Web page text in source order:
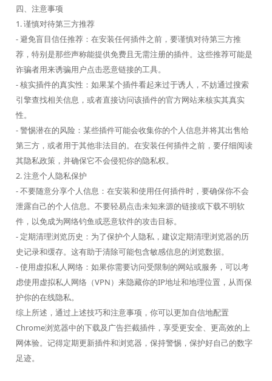
四、注意事项
1. 谨慎对待第三方推荐
- 避免盲目信任推荐：在安装任何插件之前，要谨慎对待第三方推
荐，特别是那些声称能提供免费且无需注册的插件。这些推荐可能是
诈骗者用来诱骗用户点击恶意链接的工具。
- 核实插件的真实性：如果某个插件看起来过于诱人，不妨通过搜索
引擎查找相关信息，或者直接访问该插件的官方网站来核实其真实
性。
- 警惕潜在的风险：某些插件可能会收集你的个人信息并将其出售给
第三方，或者用于其他非法目的。在安装任何插件之前，要仔细阅读
其隐私政策，并确保它不会侵犯你的隐私权。
2. 注意个人隐私保护
- 不要随意分享个人信息：在安装和使用任何插件时，要确保你不会
泄露自己的个人信息。不要轻易点击未知来源的链接或下载不明软
件，以免成为网络钓鱼或恶意软件的攻击目标。
- 定期清理浏览历史：为了保护个人隐私，建议定期清理浏览器的历
史记录和缓存。这有助于清除可能包含敏感信息的浏览数据。
- 使用虚拟私人网络：如果你需要访问受限制的网站或服务，可以考
虑使用虚拟私人网络（VPN）来隐藏你的IP地址和地理位置，从而保
护你的在线隐私。
综上所述，通过上述技巧和注意事项，你可以更加自信地配置
Chrome浏览器中的下载及广告拦截插件，享受更安全、更高效的上
网体验。记得定期更新插件和浏览器，保持警惕，保护好自己的数字
足迹。